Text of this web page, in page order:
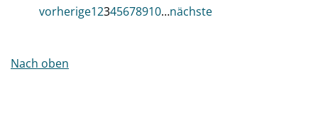
vorherige12345678910…nächste
Nach oben